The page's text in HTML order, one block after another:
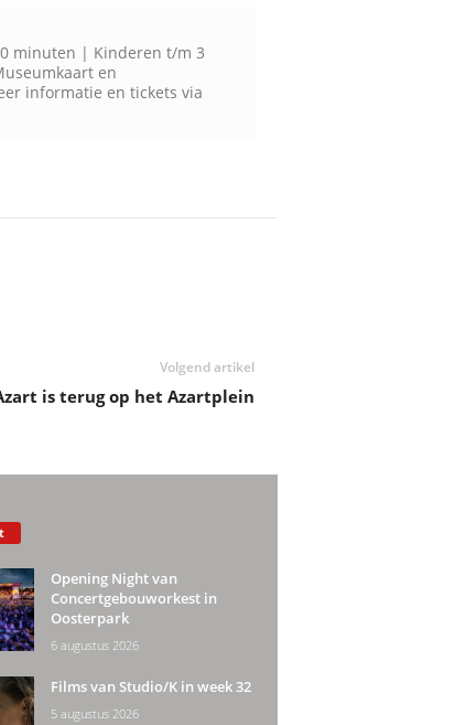
minuten | Kinderen t/m 3
en
informatie en tickets via
Volgend artikel
is terug op het Azartplein
Opening Night van
Concertgebouworkest in
Oosterpark
6 augustus 2026
Films van Studio/K in week 32
5 augustus 2026